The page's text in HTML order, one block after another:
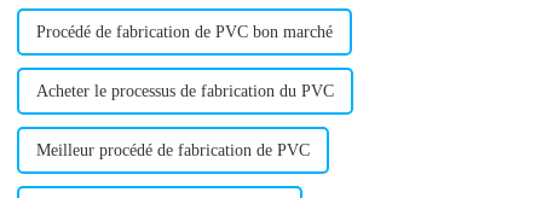
Procédé de fabrication de PVC bon marché
Acheter le processus de fabrication du PVC
Meilleur procédé de fabrication de PVC